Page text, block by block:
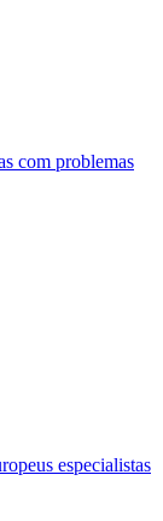
com problemas
especialistas